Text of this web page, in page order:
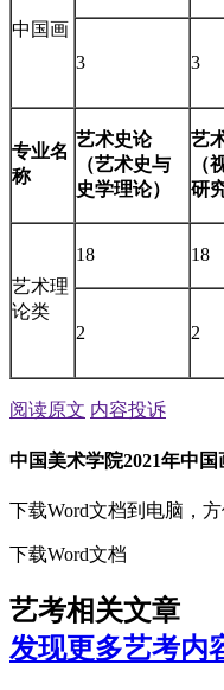
中国画
3 3
专业名
称
艺术史论
（艺术史与
史学理论）
艺
（
研
艺术理
论类
18 18
2 2
阅读原文 内容投诉
中国美术学院2021年中
下载Word文档到电脑，
下载Word文档
艺考相关文章
发现更多艺考内